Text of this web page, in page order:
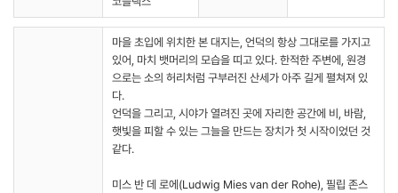
마을 초입에 위치한 본 대지는, 언덕의 항상 그대로를 가지고
있어, 마치 뱃머리의 모습을 띠고 있다. 한적한 주변에, 원경
으로는 소의 허리처럼 구부러진 산세가 아주 길게 펼쳐져 있
다.
언덕을 그리고, 시야가 열려진 곳에 자리한 공간에 비, 바람,
햇빛을 피할 수 있는 그늘을 만드는 장치가 첫 시작이었던 것
같다.
미스 반 데 로에(Ludwig Mies van der Rohe), 필립 존스